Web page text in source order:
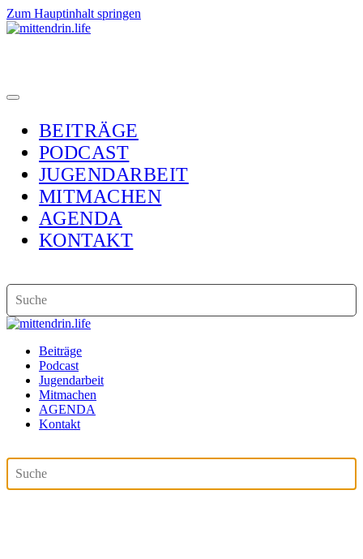
Zum Hauptinhalt springen
BEITRÄGE
PODCAST
JUGENDARBEIT
MITMACHEN
AGENDA
KONTAKT
Beiträge
Podcast
Jugendarbeit
Mitmachen
AGENDA
Kontakt